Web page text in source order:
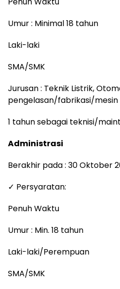
Umur : Minimal 18 tahun
Laki-laki
SMA/SMK
Jurusan : Teknik Listrik,
pengelasan/fabrikasi/mesin
1 tahun sebagai teknisi/
Administrasi
Berakhir pada : 30 Oktober
✓ Persyaratan:
Penuh Waktu
Umur : Min. 18 tahun
Laki-laki/Perempuan
SMA/SMK